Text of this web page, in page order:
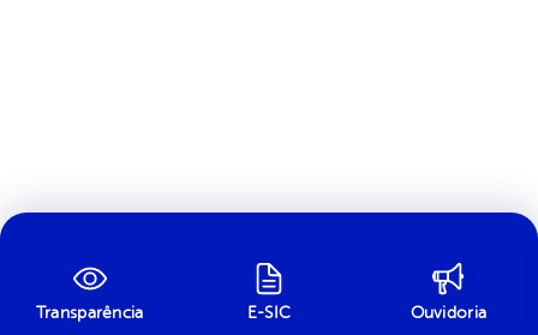
Transparência E-SIC Ouvidoria